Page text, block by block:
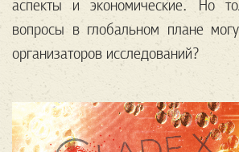
аспекты и экономические. Но
вопросы в глобальном плане
организаторов исследований?